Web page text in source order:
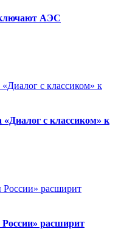
АЭС
с классиком» к
расширит